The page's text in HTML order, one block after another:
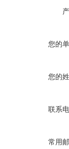
您的
您的
联系
常用